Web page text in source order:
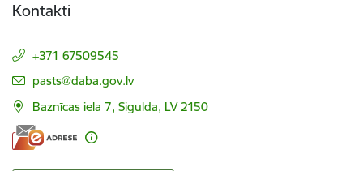
Kontakti
+371 67509545
E-pasts:
pasts@daba.gov.lv
Baznīcas iela 7, Sigulda, LV 2150